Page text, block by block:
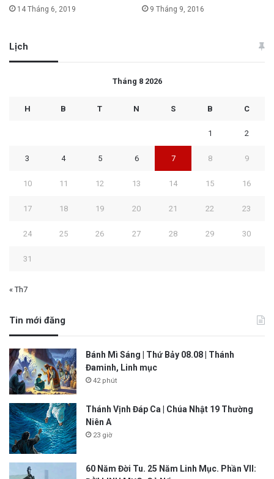
14 Tháng 6, 2019 9 Tháng 9, 2016
Lịch
Tháng 8 2026
H B T N S B C
1 2
3 4 5 6 7 8 9
10 11 12 13 14 15 16
17 18 19 20 21 22 23
24 25 26 27 28 29 30
31
« Th7
Tin mới đăng
Bánh Mì Sáng | Thứ Bảy 08.08 | Thánh
Đaminh, Linh mục
42 phút
Thánh Vịnh Đáp Ca | Chúa Nhật 19 Thường
Niên A
23 giờ
60 Năm Đời Tu. 25 Năm Linh Mục. Phần VII: